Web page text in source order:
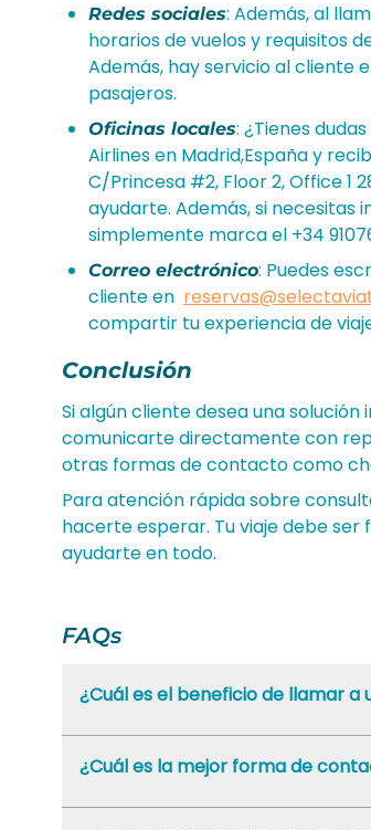
Redes sociales: Además, al
horarios de vuelos y requisitos
Además, hay servicio al cliente
pasajeros.
Oficinas locales: ¿Tienes
Airlines en Madrid,España y
C/Princesa #2, Floor 2, Office 1
ayudarte. Además, si necesitas
simplemente marca el +34
Correo electrónico: Puedes
cliente en
compartir tu experiencia de
Conclusión
Si algún cliente desea una
comunicarte directamente con
otras formas de contacto como
Para atención rápida sobre
hacerte esperar. Tu viaje debe ser
ayudarte en todo.
FAQs
¿Cuál es el beneficio de llamar
¿Cuál es la mejor forma de